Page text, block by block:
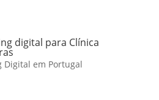
digital para Clínica
Digital em Portugal